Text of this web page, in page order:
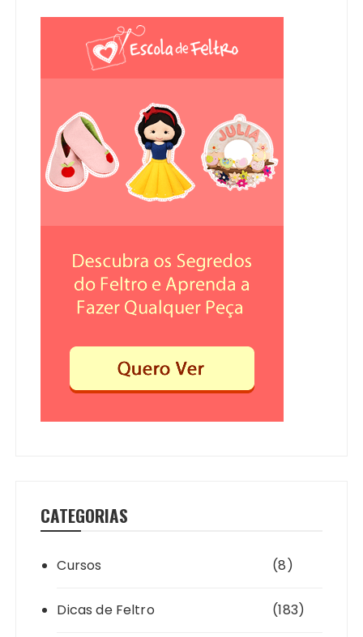
CATEGORIAS
Cursos (8)
Dicas de Feltro (183)